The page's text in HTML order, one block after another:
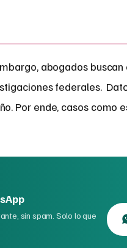
abogados buscan
federales.
Por ende, casos como
sin spam. Solo lo que